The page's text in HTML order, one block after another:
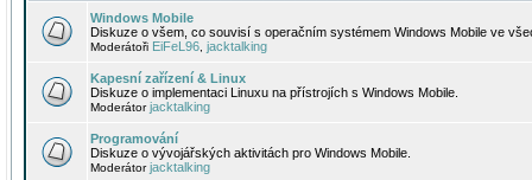
Windows Mobile
Diskuze o všem, co souvisí s operačním systémem Windows Mobile ve
Moderátoři EiFeL96 jacktalking
Kapesní zařízení & Linux
Diskuze o implementaci Linuxu na přístrojích s Windows Mobile.
Moderátorjacktalking
Programování
Diskuze o vývojářských aktivitách pro Windows Mobile.
Moderátorjacktalking